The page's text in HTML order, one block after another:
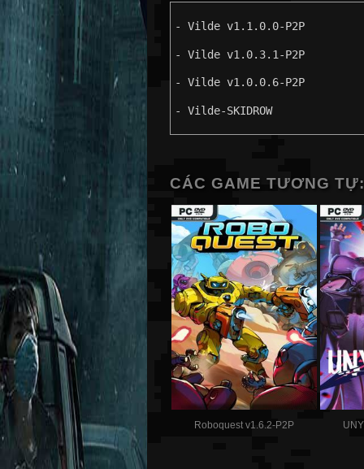
- Vilde v1.1.0.0-P2P
- Vilde v1.0.3.1-P2P
- Vilde v1.0.0.6-P2P
- Vilde-SKIDROW
CÁC GAME TƯƠNG TỰ:
Roboquest v1.6.2-P2P